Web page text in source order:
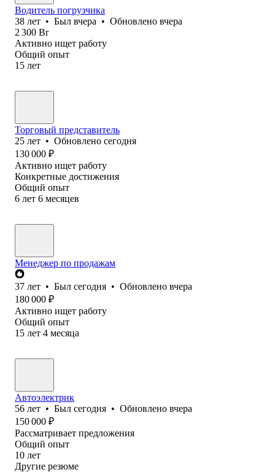
Водитель погрузчика
38 лет • Был вчера • Обновлено вчера
2 300 Br
Активно ищет работу
Общий опыт
15 лет
Торговый представитель
25 лет • Обновлено сегодня
130 000 ₽
Активно ищет работу
Конкретные достижения
Общий опыт
6 лет 6 месяцев
Менеджер по продажам
37 лет • Был сегодня • Обновлено вчера
180 000 ₽
Активно ищет работу
Общий опыт
15 лет 4 месяца
Автоэлектрик
56 лет • Был сегодня • Обновлено вчера
150 000 ₽
Рассматривает предложения
Общий опыт
10 лет
Другие резюме